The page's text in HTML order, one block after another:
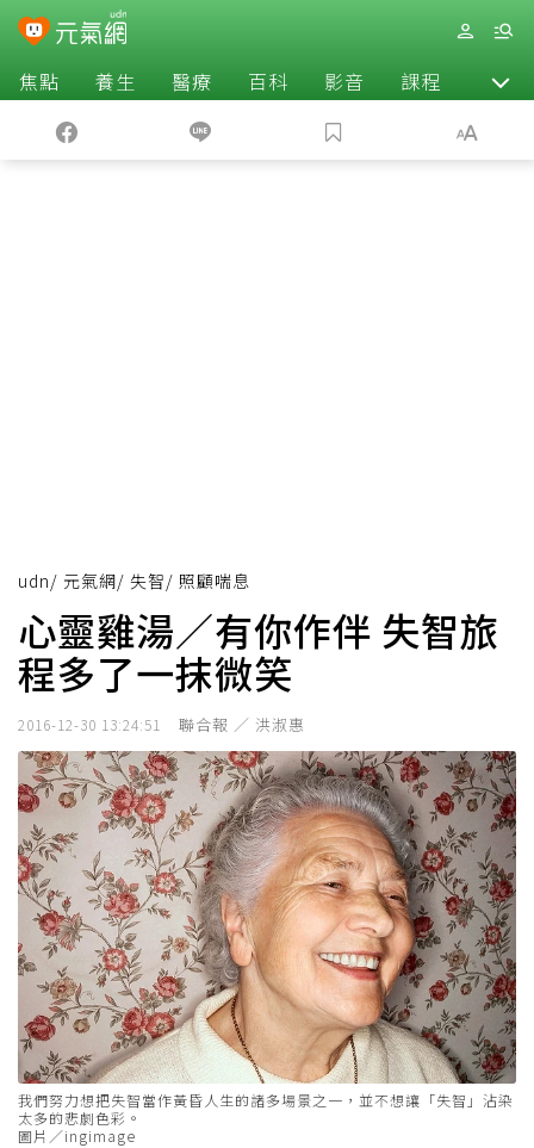
焦點 養生 醫療 百科 影音 課程 退休
udn/ 元氣網/ 失智/ 照顧喘息
心靈雞湯／有你作伴 失智旅
程多了一抹微笑
2016-12-30 13:24:51 聯合報 ／ 洪淑惠
我們努力想把失智當作黃昏人生的諸多場景之一，並不想讓「失智」沾染
太多的悲劇色彩。
圖片／ingimage